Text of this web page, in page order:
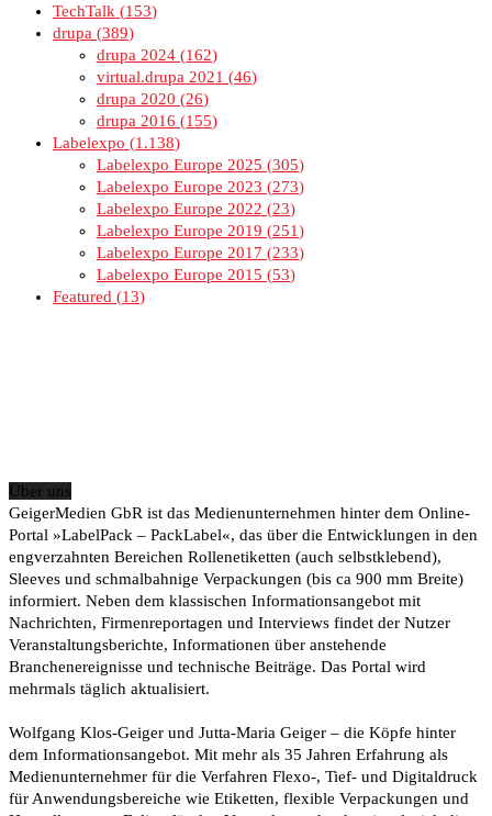
TechTalk
153
drupa 389
drupa 2024
162
virtual.drupa 2021
46
drupa 2020
26
drupa 2016
155
Labelexpo
1.138
Labelexpo Europe 2025
305
Labelexpo Europe 2023
273
Labelexpo Europe 2022
23
Labelexpo Europe 2019
251
Labelexpo Europe 2017
233
Labelexpo Europe 2015
53
Featured
13
Über uns
GeigerMedien GbR ist das Medienunternehmen hinter dem Online-
Portal »LabelPack – PackLabel«, das über die Entwicklungen in den
engverzahnten Bereichen Rollenetiketten (auch selbstklebend),
Sleeves und schmalbahnige Verpackungen (bis ca 900 mm Breite)
informiert. Neben dem klassischen Informationsangebot mit
Nachrichten, Firmenreportagen und Interviews findet der Nutzer
Veranstaltungsberichte, Informationen über anstehende
Branchenereignisse und technische Beiträge. Das Portal wird
mehrmals täglich aktualisiert.
Wolfgang Klos-Geiger und Jutta-Maria Geiger – die Köpfe hinter
dem Informationsangebot. Mit mehr als 35 Jahren Erfahrung als
Medienunternehmer für die Verfahren Flexo-, Tief- und Digitaldruck
für Anwendungsbereiche wie Etiketten, flexible Verpackungen und